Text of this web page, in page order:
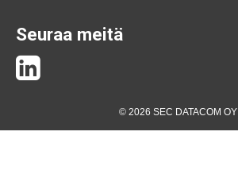
Seuraa meitä
© 2026 SEC DATACOM OY